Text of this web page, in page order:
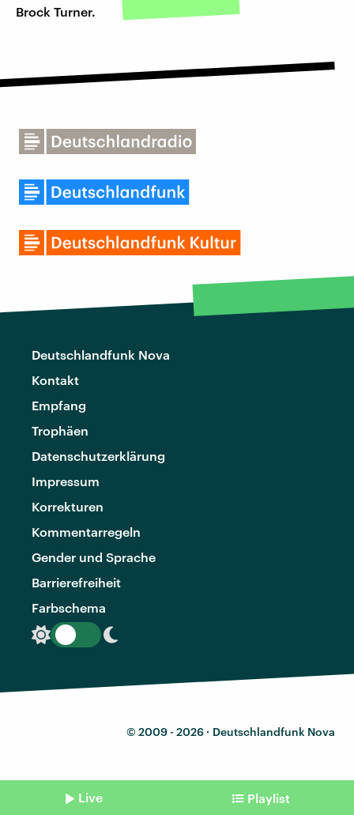
Brock Turner.
Deutschlandfunk Nova
Kontakt
Empfang
Trophäen
Datenschutzerklärung
Impressum
Korrekturen
Kommentarregeln
Gender und Sprache
Barrierefreiheit
Farbschema
© 2009 - 2026 · Deutschlandfunk Nova
Live Playlist